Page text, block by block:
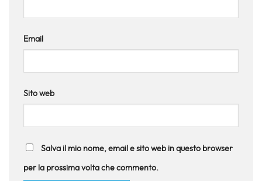
Email
Sito web
Salva il mio nome, email e sito web in questo browser
per la prossima volta che commento.